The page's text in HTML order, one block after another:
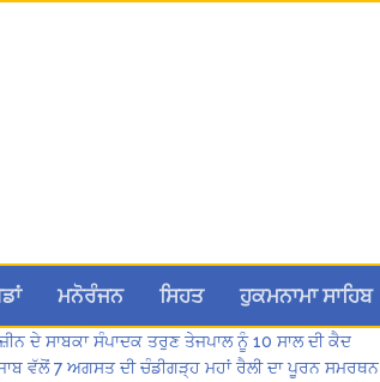
ਮਨੋਰੰਜਨ ਸਿਹਤ ਹੁਕਮਨਾਮਾ ਸਾਹਿਬ
‘ਤੇ ਚਾਰਜ ਲਗਾਉਣ ਲਈ ਬਿੱਲ ਪਾਸ
ਦੇ ਸਾਬਕਾ ਸੰਪਾਦਕ ਤਰੁਣ ਤੇਜਪਾਲ ਨੂੰ 10 ਸਾਲ ਦੀ ਕੈਦ
ਵੱਲੋਂ 7 ਅਗਸਤ ਦੀ ਚੰਡੀਗੜ੍ਹ ਮਹਾਂ ਰੈਲੀ ਦਾ ਪੂਰਨ ਸਮਰਥਨ